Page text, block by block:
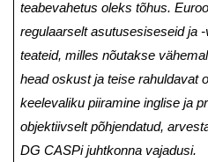
teabevahetus oleks tõhus.
regulaarselt asutusesiseseid ja
teateid, milles nõutakse
head oskust ja teise rahuldavat
keelevaliku piiramine inglise ja
objektiivselt põhjendatud,
DG CASPi juhtkonna vajadusi.